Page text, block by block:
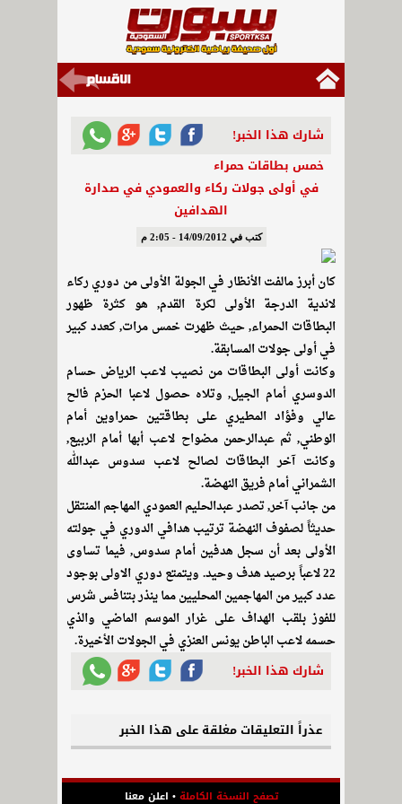
شارك هذا الخبر!
خمس بطاقات حمراء
في أولى جولات ركاء والعمودي في صدارة
الهدافين
كتب في 14/09/2012 - 2:05 م
كان أبرز مالفت الأنظار في الجولة الأولى من دوري ركاء
لاندية الدرجة الأولى لكرة القدم, هو كثرة ظهور
البطاقات الحمراء, حيث ظهرت خمس مرات, كعدد كبير
في أولى جولات المسابقة.
وكانت أولى البطاقات من نصيب لاعب الرياض حسام
الدوسري أمام الجيل, وتلاه حصول لاعبا الحزم فالح
عالي وفؤاد المطيري على بطاقتين حمراوين أمام
الوطني, ثم عبدالرحمن مضواح لاعب أبها أمام الربيع,
وكانت آخر البطاقات لصالح لاعب سدوس عبدالله
الشمراني أمام فريق النهضة.
من جانب آخر, تصدر عبدالحليم العمودي المهاجم المنتقل
حديثاً لصفوف النهضة ترتيب هدافي الدوري في جولته
الأولى بعد أن سجل هدفين أمام سدوس, فيما تساوى
22 لاعباً برصيد هدف وحيد. ويتمتع دوري الاولى بوجود
عدد كبير من المهاجمين المحليين مما ينذر بتنافس شرس
للفوز بلقب الهداف على غرار الموسم الماضي والذي
حسمه لاعب الباطن يونس العنزي في الجولات الأخيرة.
شارك هذا الخبر!
عذراً التعليقات مغلقة على هذا الخبر
تصفح النسخة الكاملة• اعلن معنا